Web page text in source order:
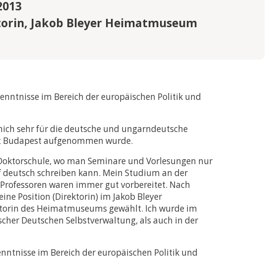
Jakob Bleyer Heimatmuseum
im Bereich der europäischen Politik und
sehr für die deutsche und ungarndeutsche
Budapest aufgenommen wurde.
wo man Seminare und Vorlesungen nur
schreiben kann. Mein Studium an der
waren immer gut vorbereitet. Nach
Position (Direktorin) im Jakob Bleyer
des Heimatmuseums gewählt. Ich wurde im
Deutschen Selbstverwaltung, als auch in der
im Bereich der europäischen Politik und